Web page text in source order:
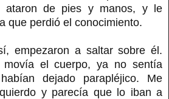
ataron de pies y manos, y le
que perdió el conocimiento.
empezaron a saltar sobre él.
movía el cuerpo, ya no sentía
dejado parapléjico. Me
y parecía que lo iban a